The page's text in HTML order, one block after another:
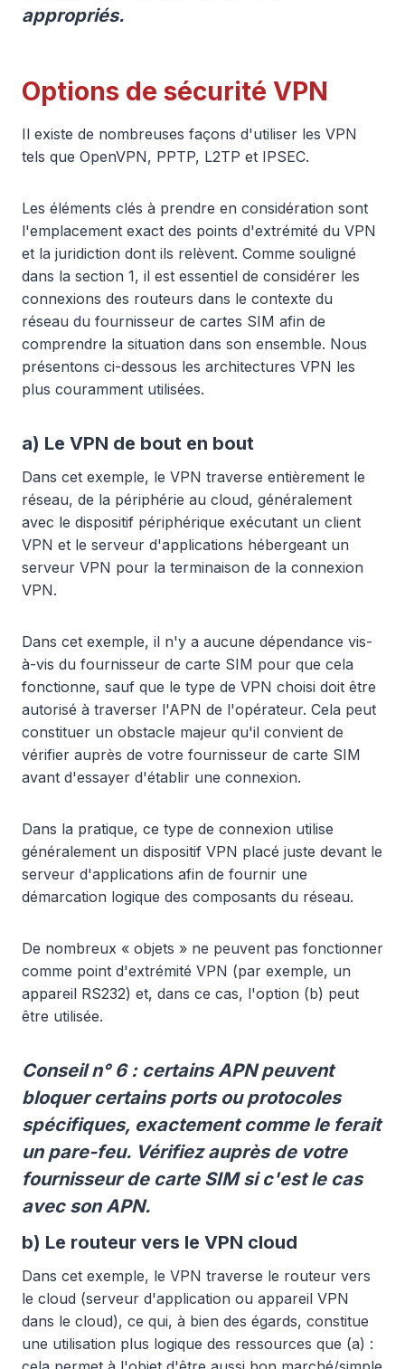
appropriés.
Options de sécurité VPN
Il existe de nombreuses façons d'utiliser les VPN
tels que OpenVPN, PPTP, L2TP et IPSEC.
Les éléments clés à prendre en considération sont
l'emplacement exact des points d'extrémité du VPN
et la juridiction dont ils relèvent. Comme souligné
dans la section 1, il est essentiel de considérer les
connexions des routeurs dans le contexte du
réseau du fournisseur de cartes SIM afin de
comprendre la situation dans son ensemble. Nous
présentons ci-dessous les architectures VPN les
plus couramment utilisées.
a) Le VPN de bout en bout
Dans cet exemple, le VPN traverse entièrement le
réseau, de la périphérie au cloud, généralement
avec le dispositif périphérique exécutant un client
VPN et le serveur d'applications hébergeant un
serveur VPN pour la terminaison de la connexion
VPN.
Dans cet exemple, il n'y a aucune dépendance vis-
à-vis du fournisseur de carte SIM pour que cela
fonctionne, sauf que le type de VPN choisi doit être
autorisé à traverser l'APN de l'opérateur. Cela peut
constituer un obstacle majeur qu'il convient de
vérifier auprès de votre fournisseur de carte SIM
avant d'essayer d'établir une connexion.
Dans la pratique, ce type de connexion utilise
généralement un dispositif VPN placé juste devant le
serveur d'applications afin de fournir une
démarcation logique des composants du réseau.
De nombreux « objets » ne peuvent pas fonctionner
comme point d'extrémité VPN (par exemple, un
appareil RS232) et, dans ce cas, l'option (b) peut
être utilisée.
Conseil n° 6 : certains APN peuvent
bloquer certains ports ou protocoles
spécifiques, exactement comme le ferait
un pare-feu. Vérifiez auprès de votre
fournisseur de carte SIM si c'est le cas
avec son APN.
b) Le routeur vers le VPN cloud
Dans cet exemple, le VPN traverse le routeur vers
le cloud (serveur d'application ou appareil VPN
dans le cloud), ce qui, à bien des égards, constitue
une utilisation plus logique des ressources que (a) :